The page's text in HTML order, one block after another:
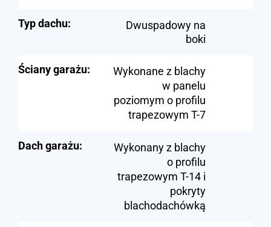
Typ dachu:
Dwuspadowy na
boki
Ściany garażu:
Wykonane z blachy
w panelu
poziomym o profilu
trapezowym T-7
Dach garażu:
Wykonany z blachy
o profilu
trapezowym T-14 i
pokryty
blachodachówką